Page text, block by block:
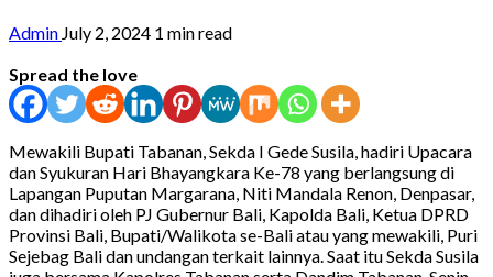
Admin July 2, 2024 1 min read
Spread the love
Mewakili Bupati Tabanan, Sekda I Gede Susila, hadiri Upacara
dan Syukuran Hari Bhayangkara Ke-78 yang berlangsung di
Lapangan Puputan Margarana, Niti Mandala Renon, Denpasar,
dan dihadiri oleh PJ Gubernur Bali, Kapolda Bali, Ketua DPRD
Provinsi Bali, Bupati/Walikota se-Bali atau yang mewakili, Puri
Sejebag Bali dan undangan terkait lainnya. Saat itu Sekda Susila